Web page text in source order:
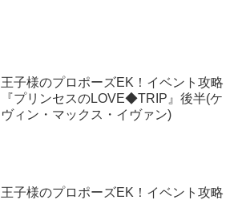
王子様のプロポーズEK！イベント攻略
『プリンセスのLOVE◆TRIP』後半(ケ
ヴィン・マックス・イヴァン)
王子様のプロポーズEK！イベント攻略